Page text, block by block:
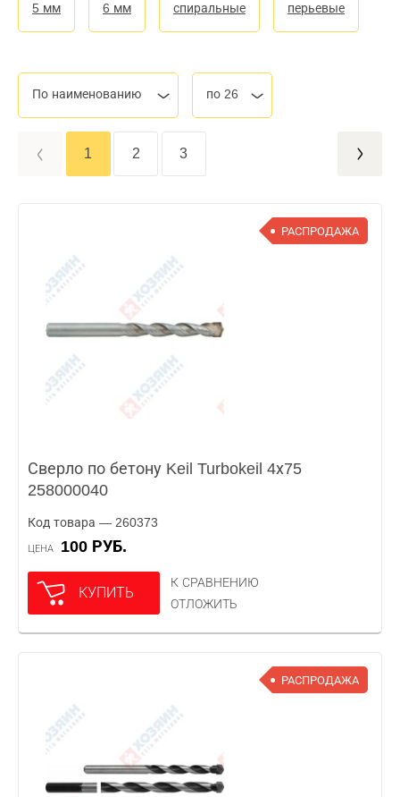
5 мм 6 мм спиральные перьевые
По наименованию по 26
1 2 3
РАСПРОДАЖА
Сверло по бетону Keil Turbokeil 4х75
258000040
Код товара — 260373
ЦЕНА 100 РУБ.
КУПИТЬ
К СРАВНЕНИЮ
ОТЛОЖИТЬ
РАСПРОДАЖА